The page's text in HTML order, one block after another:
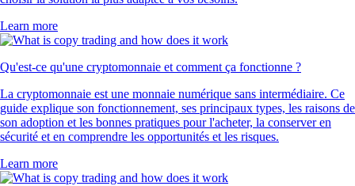
Learn more
Qu'est-ce qu'une cryptomonnaie et comment ça fonctionne ?
La cryptomonnaie est une monnaie numérique sans intermédiaire. Ce
guide explique son fonctionnement, ses principaux types, les raisons de
son adoption et les bonnes pratiques pour l'acheter, la conserver en
sécurité et en comprendre les opportunités et les risques.
Learn more